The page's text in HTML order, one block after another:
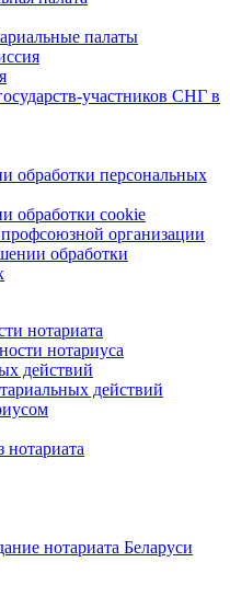
палаты
участников СНГ в
обработки персональных
обработки cookie
организации
обработки
нотариата
нотариуса
действий
действий
нотариата Беларуси